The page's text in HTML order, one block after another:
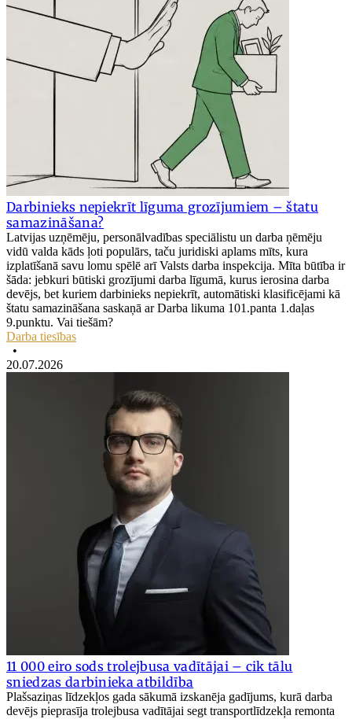
Darbinieks nepiekrīt līguma grozījumiem – štatu
samazināšana?
Latvijas uzņēmēju, personālvadības speciālistu un darba ņēmēju
vidū valda kāds ļoti populārs, taču juridiski aplams mīts, kura
izplatīšanā savu lomu spēlē arī Valsts darba inspekcija. Mīta būtība ir
šāda: jebkuri būtiski grozījumi darba līgumā, kurus ierosina darba
devējs, bet kuriem darbinieks nepiekrīt, automātiski klasificējami kā
štatu samazināšana saskaņā ar Darba likuma 101.panta 1.daļas
9.punktu. Vai tiešām?
Darba tiesības
•
20.07.2026
11 000 eiro sods trolejbusa vadītājai – cik tālu
sniedzas darbinieka atbildība
Plašsaziņas līdzekļos gada sākumā izskanēja gadījums, kurā darba
devējs pieprasīja trolejbusa vadītājai segt transportlīdzekļa remonta